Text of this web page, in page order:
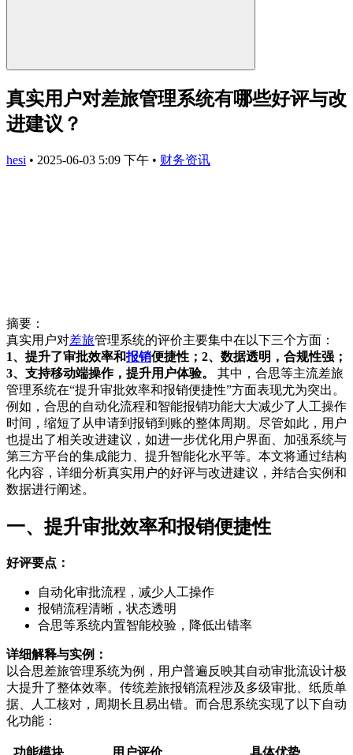
真实用户对差旅管理系统有哪些好评与改
进建议？
hesi • 2025-06-03 5:09 下午 • 财务资讯
摘要：
真实用户对差旅管理系统的评价主要集中在以下三个方面：
1、提升了审批效率和报销便捷性；2、数据透明，合规性强；
3、支持移动端操作，提升用户体验。
其中，合思等主流差旅
管理系统在“提升审批效率和报销便捷性”方面表现尤为突出。
例如，合思的自动化流程和智能报销功能大大减少了人工操作
时间，缩短了从申请到报销到账的整体周期。尽管如此，用户
也提出了相关改进建议，如进一步优化用户界面、加强系统与
第三方平台的集成能力、提升智能化水平等。本文将通过结构
化内容，详细分析真实用户的好评与改进建议，并结合实例和
数据进行阐述。
一、提升审批效率和报销便捷性
好评要点：
自动化审批流程，减少人工操作
报销流程清晰，状态透明
合思等系统内置智能校验，降低出错率
详细解释与实例：
以合思差旅管理系统为例，用户普遍反映其自动审批流设计极
大提升了整体效率。传统差旅报销流程涉及多级审批、纸质单
据、人工核对，周期长且易出错。而合思系统实现了以下自动
化功能：
功能模块 用户评价 具体优势